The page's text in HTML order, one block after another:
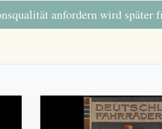
anfordern wird später